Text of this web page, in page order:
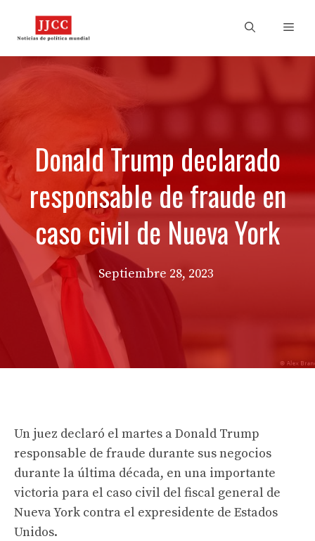
Donald Trump declarado
responsable de fraude en
caso civil de Nueva York
Septiembre 28, 2023
Un juez declaró el martes a Donald Trump
responsable de fraude durante sus negocios
durante la última década, en una importante
victoria para el caso civil del fiscal general de
Nueva York contra el expresidente de Estados
Unidos.